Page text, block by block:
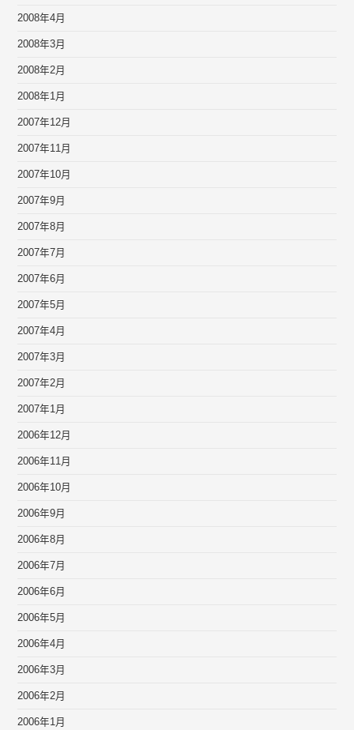
2008年4月
2008年3月
2008年2月
2008年1月
2007年12月
2007年11月
2007年10月
2007年9月
2007年8月
2007年7月
2007年6月
2007年5月
2007年4月
2007年3月
2007年2月
2007年1月
2006年12月
2006年11月
2006年10月
2006年9月
2006年8月
2006年7月
2006年6月
2006年5月
2006年4月
2006年3月
2006年2月
2006年1月